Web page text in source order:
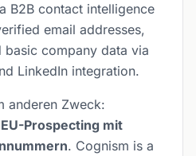
B2B contact intelligence
email addresses,
basic company data via
LinkedIn integration.
anderen Zweck:
Prospecting mit
. Cognism is a